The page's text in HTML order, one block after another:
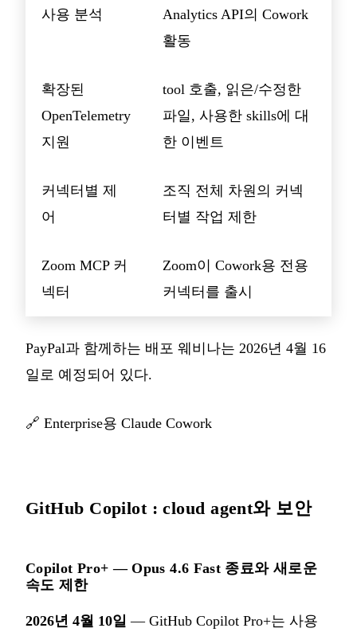
사용 분석
Analytics API의 Cowork
활동
확장된
OpenTelemetry
지원
tool 호출, 읽은/수정한
파일, 사용한 skills에 대
한 이벤트
커넥터별 제
어
조직 전체 차원의 커넥
터별 작업 제한
Zoom MCP 커
넥터
Zoom이 Cowork용 전용
커넥터를 출시
PayPal과 함께하는 배포 웨비나는 2026년 4월 16
일로 예정되어 있다.
🔗 Enterprise용 Claude Cowork
GitHub Copilot : cloud agent와 보안
Copilot Pro+ — Opus 4.6 Fast 종료와 새로운
속도 제한
2026년 4월 10일 — GitHub Copilot Pro+는 사용